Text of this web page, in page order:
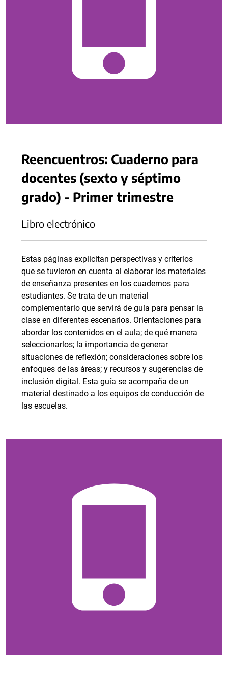
Reencuentros: Cuaderno para
docentes (sexto y séptimo
grado) - Primer trimestre
Libro electrónico
Estas páginas explicitan perspectivas y criterios
que se tuvieron en cuenta al elaborar los materiales
de enseñanza presentes en los cuadernos para
estudiantes. Se trata de un material
complementario que servirá de guía para pensar la
clase en diferentes escenarios. Orientaciones para
abordar los contenidos en el aula; de qué manera
seleccionarlos; la importancia de generar
situaciones de reflexión; consideraciones sobre los
enfoques de las áreas; y recursos y sugerencias de
inclusión digital. Esta guía se acompaña de un
material destinado a los equipos de conducción de
las escuelas.